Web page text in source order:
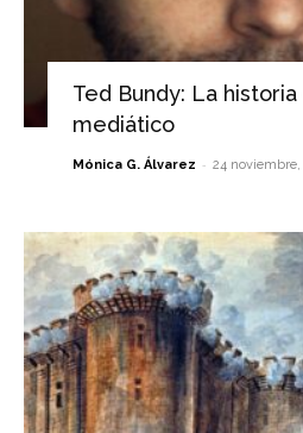
Ted Bundy: La
mediático
Mónica G. Álvarez - 24 noviembre,